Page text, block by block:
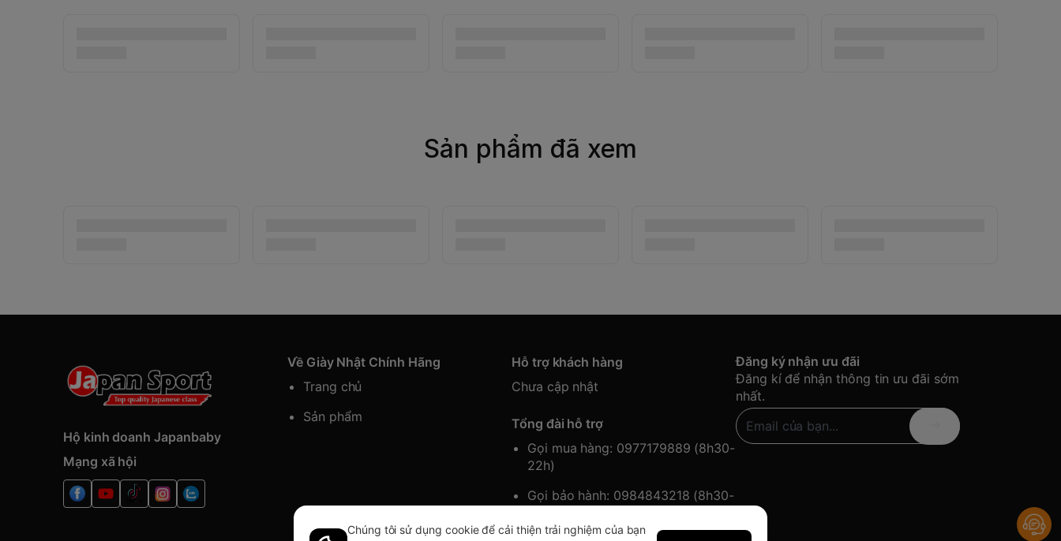
Sản phẩm đã xem
Hộ kinh doanh Japanbaby
Mạng xã hội
Về Giày Nhật Chính Hãng
Trang chủ
Sản phẩm
Hỗ trợ khách hàng
Chưa cập nhật
Tổng đài hỗ trợ
Gọi mua hàng: 0977179889 (8h30-
22h)
Gọi bảo hành: 0984843218 (8h30-
Đăng ký nhận ưu đãi
Đăng kí để nhận thông tin ưu đãi sớm
nhất.
Chúng tôi sử dụng cookie để cải thiện trải nghiệm của bạn